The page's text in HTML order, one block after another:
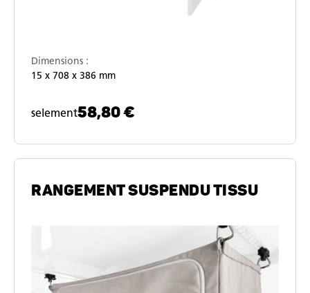
Dimensions :
15 x 708 x 386 mm
selement58,80 €
RANGEMENT SUSPENDU TISSU